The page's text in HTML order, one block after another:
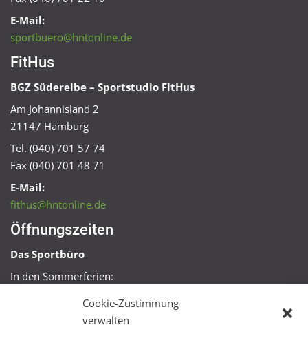
Cookie-Zustimmung
verwalten
E-Mail:
sportbuero@hntonline.de
FitHus
BGZ Süderelbe – Sportstudio FitHus
Am Johannisland 2
21147 Hamburg
Tel. (040) 701 57 74
Fax (040) 701 48 71
E-Mail:
fithus@hntonline.de
Öffnungszeiten
Das Sportbüro
In den Sommerferien:
Mo + Mi 16:00 – 18:00 Uhr